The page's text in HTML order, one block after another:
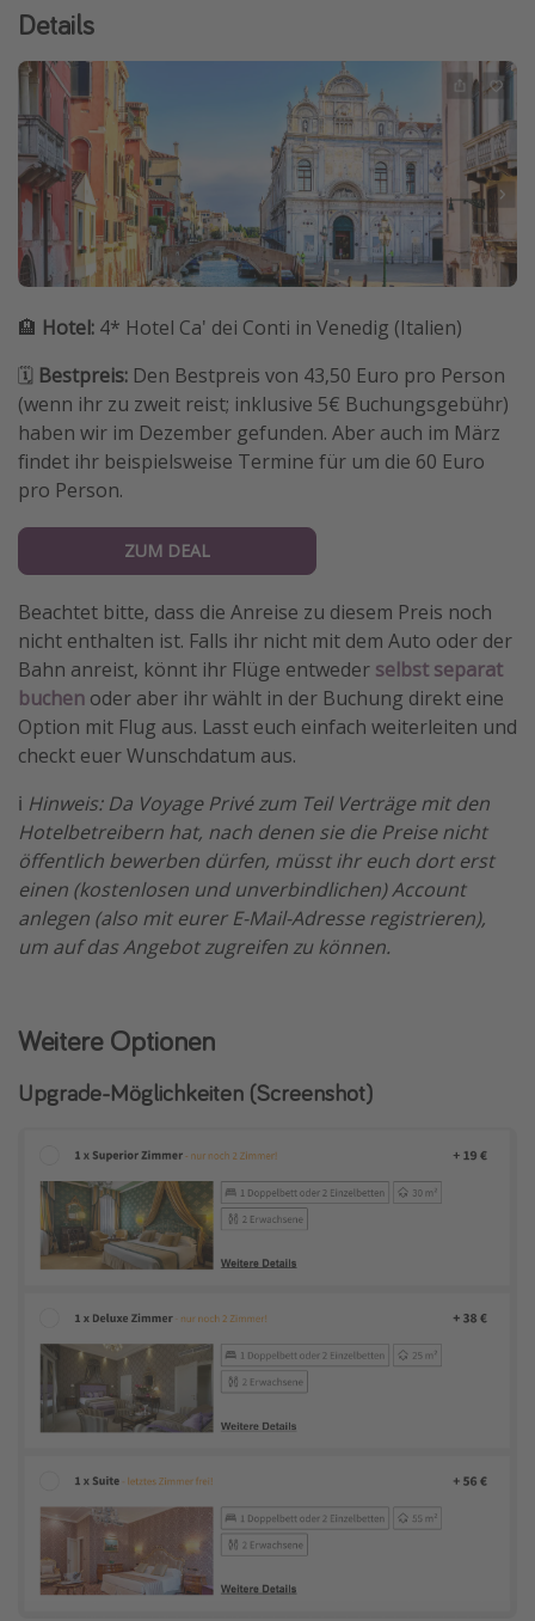
Details
🏨 Hotel: 4* Hotel Ca' dei Conti in Venedig (Italien)
🗓️ Bestpreis: Den Bestpreis von 43,50 Euro pro Person
(wenn ihr zu zweit reist; inklusive 5€ Buchungsgebühr)
haben wir im Dezember gefunden. Aber auch im März
findet ihr beispielsweise Termine für um die 60 Euro
pro Person.
ZUM DEAL
Beachtet bitte, dass die Anreise zu diesem Preis noch
nicht enthalten ist. Falls ihr nicht mit dem Auto oder der
Bahn anreist, könnt ihr Flüge entweder selbst separat
buchen oder aber ihr wählt in der Buchung direkt eine
Option mit Flug aus. Lasst euch einfach weiterleiten und
checkt euer Wunschdatum aus.
ℹ️ Hinweis: Da Voyage Privé zum Teil Verträge mit den
Hotelbetreibern hat, nach denen sie die Preise nicht
öffentlich bewerben dürfen, müsst ihr euch dort erst
einen (kostenlosen und unverbindlichen) Account
anlegen (also mit eurer E-Mail-Adresse registrieren),
um auf das Angebot zugreifen zu können.
Weitere Optionen
Upgrade-Möglichkeiten (Screenshot)